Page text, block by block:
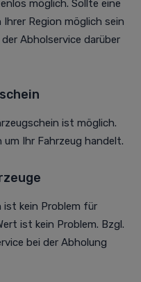
möglich. Sollte eine
Region möglich sein
Abholservice darüber
ist möglich.
Ihr Fahrzeug handelt.
kein Problem für
ist kein Problem. Bzgl.
bei der Abholung